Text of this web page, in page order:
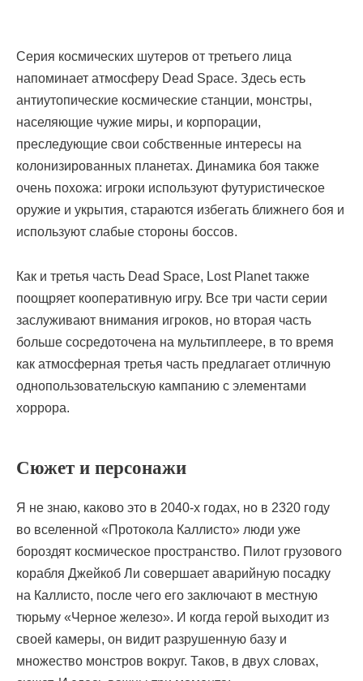
Серия космических шутеров от третьего лица
напоминает атмосферу Dead Space. Здесь есть
антиутопические космические станции, монстры,
населяющие чужие миры, и корпорации,
преследующие свои собственные интересы на
колонизированных планетах. Динамика боя также
очень похожа: игроки используют футуристическое
оружие и укрытия, стараются избегать ближнего боя и
используют слабые стороны боссов.
Как и третья часть Dead Space, Lost Planet также
поощряет кооперативную игру. Все три части серии
заслуживают внимания игроков, но вторая часть
больше сосредоточена на мультиплеере, в то время
как атмосферная третья часть предлагает отличную
однопользовательскую кампанию с элементами
хоррора.
Сюжет и персонажи
Я не знаю, каково это в 2040-х годах, но в 2320 году
во вселенной «Протокола Каллисто» люди уже
бороздят космическое пространство. Пилот грузового
корабля Джейкоб Ли совершает аварийную посадку
на Каллисто, после чего его заключают в местную
тюрьму «Черное железо». И когда герой выходит из
своей камеры, он видит разрушенную базу и
множество монстров вокруг. Таков, в двух словах,